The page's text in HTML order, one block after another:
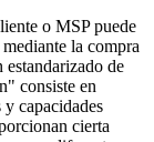
o MSP puede
la compra
de
" consiste en
capacidades
cierta